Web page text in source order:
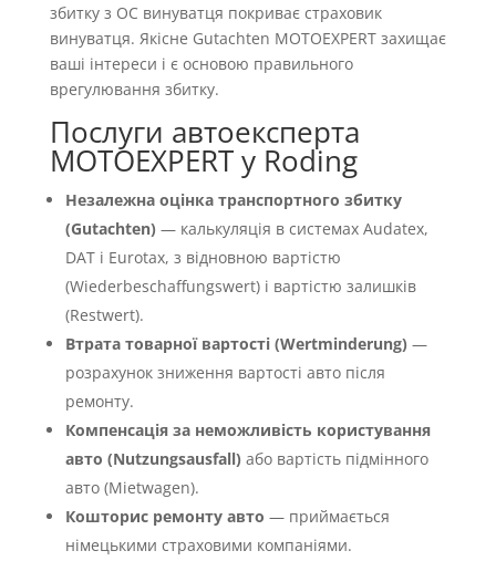
збитку з OC винуватця покриває страховик
винуватця. Якісне Gutachten MOTOEXPERT захищає
ваші інтереси і є основою правильного
врегулювання збитку.
Послуги автоексперта
MOTOEXPERT у Roding
Незалежна оцінка транспортного збитку
(Gutachten) — калькуляція в системах Audatex,
DAT і Eurotax, з відновною вартістю
(Wiederbeschaffungswert) і вартістю залишків
(Restwert).
Втрата товарної вартості (Wertminderung) —
розрахунок зниження вартості авто після
ремонту.
Компенсація за неможливість користування
авто (Nutzungsausfall) або вартість підмінного
авто (Mietwagen).
Кошторис ремонту авто — приймається
німецькими страховими компаніями.